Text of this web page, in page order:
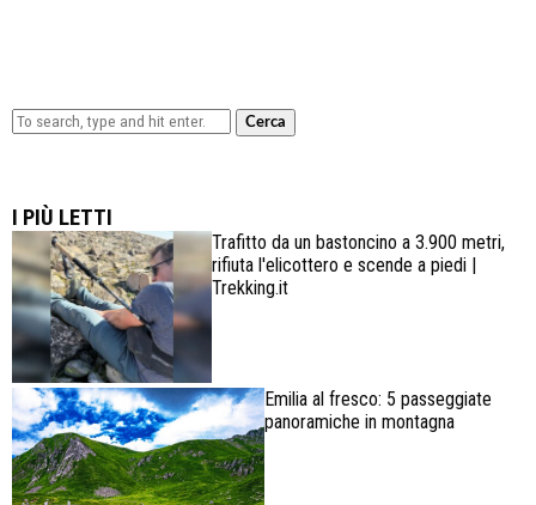
Cerca
I PIÙ LETTI
Trafitto da un bastoncino a 3.900 metri,
rifiuta l'elicottero e scende a piedi |
Trekking.it
Emilia al fresco: 5 passeggiate
panoramiche in montagna